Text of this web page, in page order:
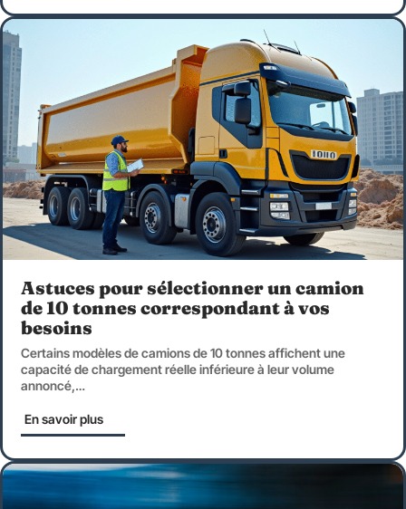
Astuces pour sélectionner un camion
de 10 tonnes correspondant à vos
besoins
Certains modèles de camions de 10 tonnes affichent une
capacité de chargement réelle inférieure à leur volume
annoncé,…
En savoir plus